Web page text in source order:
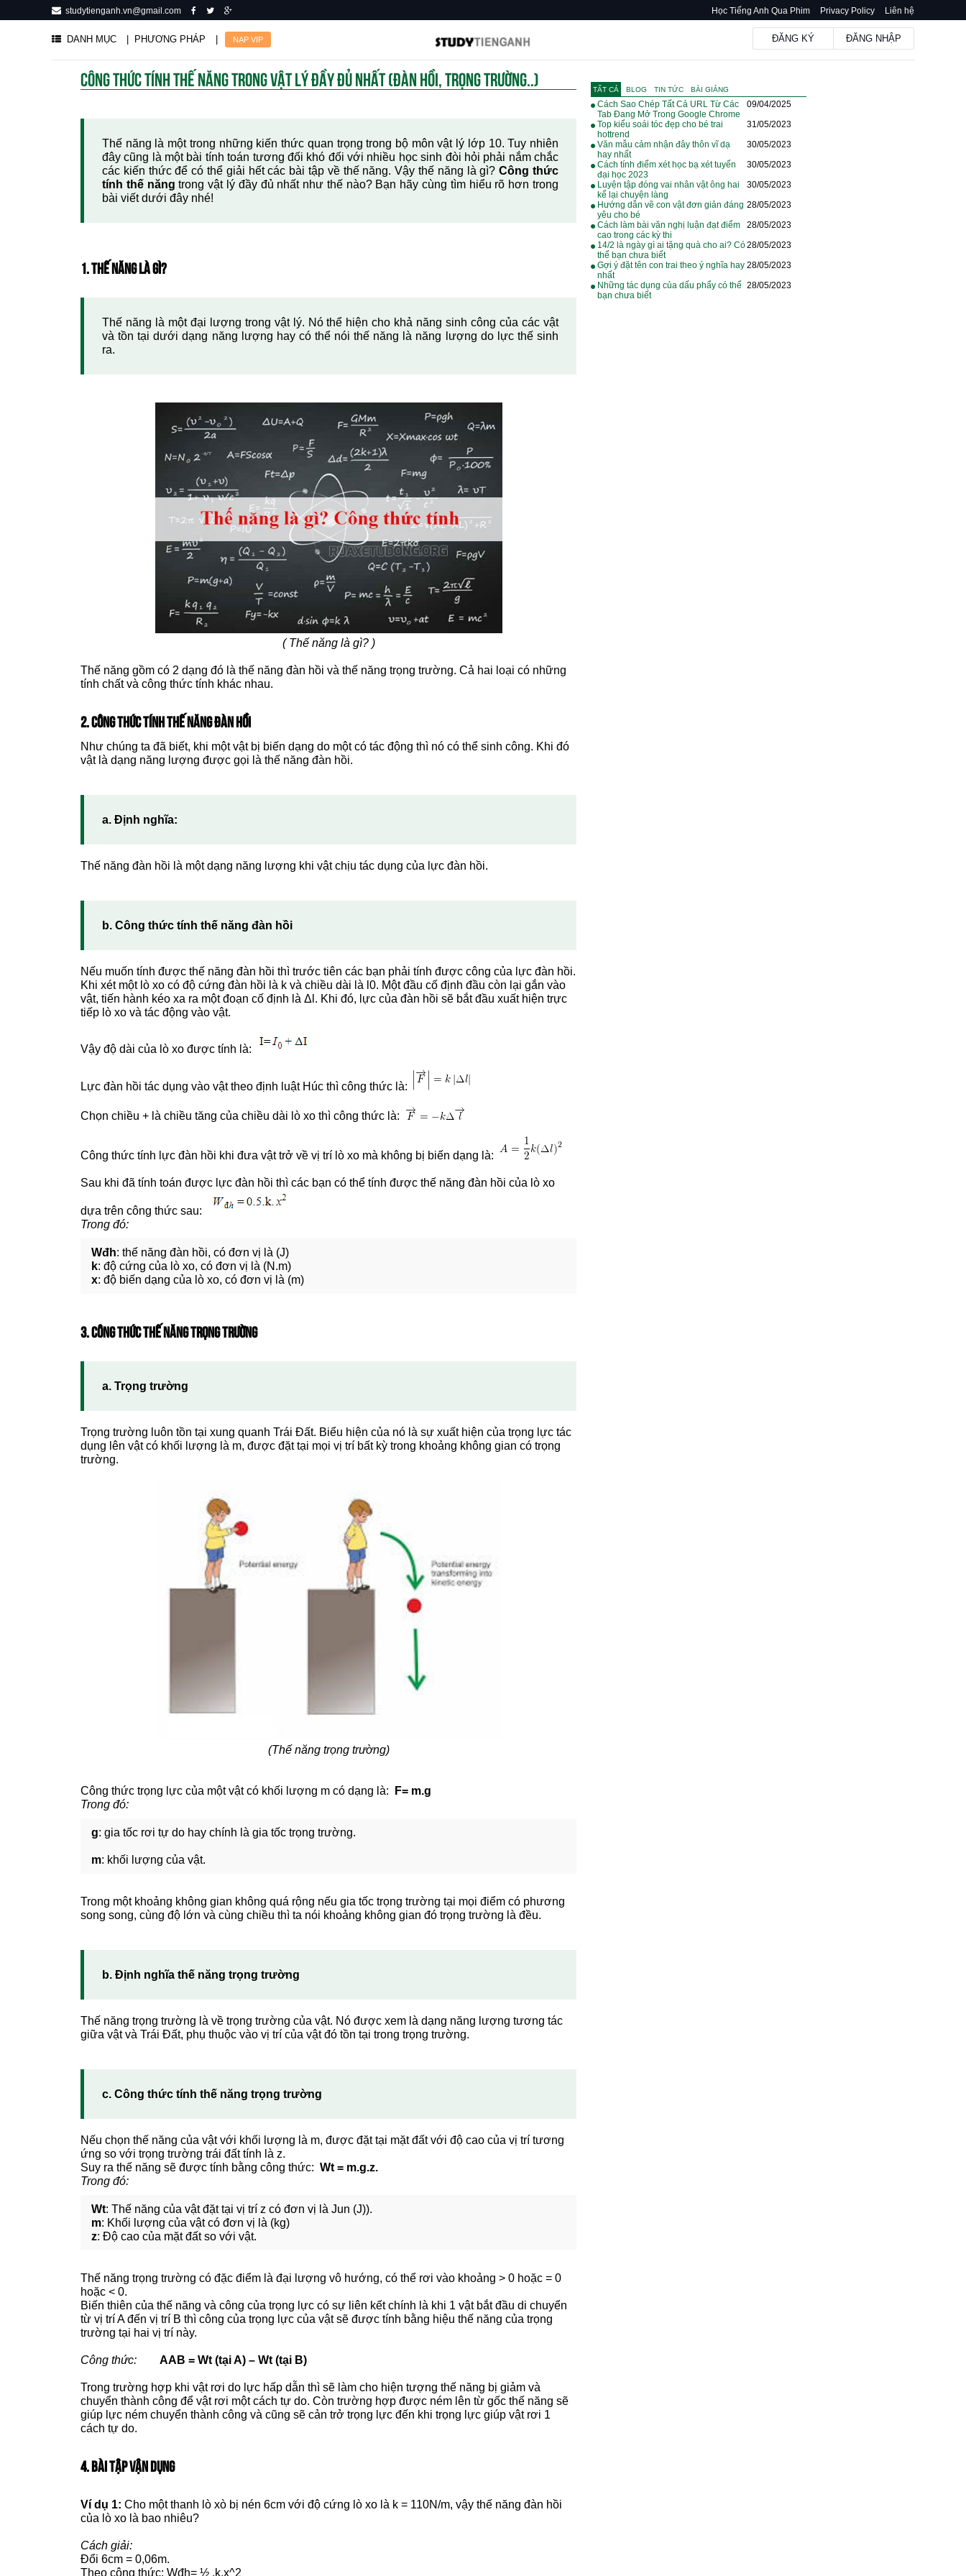
studytienganh.vn@gmail.com Học Tiếng Anh Qua Phim Privacy Policy Liên hệ
DANH MỤC | PHƯƠNG PHÁP NẠP VIP ĐĂNG KÝ ĐĂNG NHẬP
CÔNG THỨC TÍNH THẾ NĂNG TRONG VẬT LÝ ĐẦY ĐỦ NHẤT (ĐÀN HỒI, TRỌNG TRƯỜNG..)
Thế năng là một trong những kiến thức quan trọng trong bộ môn vật lý lớp 10. Tuy nhiên
đây cũng là một bài tính toán tương đối khó đối với nhiều học sinh đòi hỏi phải nắm chắc
các kiến thức để có thể giải hết các bài tập về thế năng. Vậy thế năng là gì?Công thức
tính thế năngtrong vật lý đầy đủ nhất như thế nào? Bạn hãy cùng tìm hiểu rõ hơn trong
bài viết dưới đây nhé!
1. THẾ NĂNG LÀ GÌ?
Thế năng là một đại lượng trong vật lý. Nó thể hiện cho khả năng sinh công của các vật
và tồn tại dưới dạng năng lượng hay có thể nói thế năng là năng lượng do lực thế sinh
ra.
( Thế năng là gì? )
Thế năng gồm có 2 dạng đó là thế năng đàn hồi và thế năng trọng trường. Cả hai loại có những
tính chất và công thức tính khác nhau.
2. CÔNG THỨC TÍNH THẾ NĂNG ĐÀN HỒI
Như chúng ta đã biết, khi một vật bị biến dạng do một có tác động thì nó có thể sinh công. Khi đó
vật là dạng năng lượng được gọi là thế năng đàn hồi.
a. Định nghĩa:
Thế năng đàn hồi là một dạng năng lượng khi vật chịu tác dụng của lực đàn hồi.
b. Công thức tính thế năng đàn hồi
Nếu muốn tính được thế năng đàn hồi thì trước tiên các bạn phải tính được công của lực đàn hồi.
Khi xét một lò xo có độ cứng đàn hồi là k và chiều dài là l0. Một đầu cố định đầu còn lại gắn vào
vật, tiến hành kéo xa ra một đoạn cố định là Δl. Khi đó, lực của đàn hồi sẽ bắt đầu xuất hiện trực
tiếp lò xo và tác động vào vật.
Vậy độ dài của lò xo được tính là:
Lực đàn hồi tác dụng vào vật theo định luật Húc thì công thức là:
Chọn chiều + là chiều tăng của chiều dài lò xo thì công thức là:
Công thức tính lực đàn hồi khi đưa vật trở về vị trí lò xo mà không bị biến dạng là:
Sau khi đã tính toán được lực đàn hồi thì các bạn có thể tính được thế năng đàn hồi của lò xo
dựa trên công thức sau:
Trong đó:
Wđh: thế năng đàn hồi, có đơn vị là (J)
k: độ cứng của lò xo, có đơn vị là (N.m)
x: độ biến dạng của lò xo, có đơn vị là (m)
3. CÔNG THỨC THẾ NĂNG TRỌNG TRƯỜNG
a. Trọng trường
Trọng trường luôn tồn tại xung quanh Trái Đất. Biểu hiện của nó là sự xuất hiện của trọng lực tác
dụng lên vật có khối lượng là m, được đặt tại mọi vị trí bất kỳ trong khoảng không gian có trọng
trường.
(Thế năng trọng trường)
Công thức trọng lực của một vật có khối lượng m có dạng là:
F= m.g
Trong đó:
g: gia tốc rơi tự do hay chính là gia tốc trọng trường.
m: khối lượng của vật.
Trong một khoảng không gian không quá rộng nếu gia tốc trọng trường tại mọi điểm có phương
song song, cùng độ lớn và cùng chiều thì ta nói khoảng không gian đó trọng trường là đều.
b. Định nghĩa thế năng trọng trường
Thế năng trọng trường là về trọng trường của vật. Nó được xem là dạng năng lượng tương tác
giữa vật và Trái Đất, phụ thuộc vào vị trí của vật đó tồn tại trong trọng trường.
c. Công thức tính thế năng trọng trường
Nếu chọn thế năng của vật với khối lượng là m, được đặt tại mặt đất với độ cao của vị trí tương
ứng so với trọng trường trái đất tính là z.
Suy ra thế năng sẽ được tính bằng công thức: Wt = m.g.z.
Trong đó:
Wt: Thế năng của vật đặt tại vị trí z có đơn vị là Jun (J)).
m: Khối lượng của vật có đơn vị là (kg)
z: Độ cao của mặt đất so với vật.
Thế năng trọng trường có đặc điểm là đại lượng vô hướng, có thể rơi vào khoảng > 0 hoặc = 0
hoặc < 0.
Biến thiên của thế năng và công của trọng lực có sự liên kết chính là khi 1 vật bắt đầu di chuyển
từ vị trí A đến vị trí B thì công của trọng lực của vật sẽ được tính bằng hiệu thế năng của trọng
trường tại hai vị trí này.
Công thức: AAB = Wt (tại A) – Wt (tại B)
Trong trường hợp khi vật rơi do lực hấp dẫn thì sẽ làm cho hiện tượng thế năng bị giảm và
chuyển thành công để vật rơi một cách tự do. Còn trường hợp được ném lên từ gốc thế năng sẽ
giúp lực ném chuyển thành công và cũng sẽ cản trở trọng lực đến khi trọng lực giúp vật rơi 1
cách tự do.
4. BÀI TẬP VẬN DỤNG
Ví dụ 1: Cho một thanh lò xò bị nén 6cm với độ cứng lò xo là k = 110N/m, vậy thế năng đàn hồi
của lò xo là bao nhiêu?
Cách giải:
Đổi 6cm = 0,06m.
Theo công thức: Wđh= ½ .k.x^2
TẤT CẢ BLOG TIN TỨC BÀI GIẢNG
Cách Sao Chép Tất Cả URL Từ Các
Tab Đang Mở Trong Google Chrome
09/04/2025
Top kiểu soái tóc đẹp cho bé trai
hottrend
31/05/2023
Văn mẫu cảm nhận đây thôn vĩ dạ
hay nhất
30/05/2023
Cách tính điểm xét học bạ xét tuyển
đại học 2023
30/05/2023
Luyện tập đóng vai nhân vật ông hai
kể lại chuyện làng
30/05/2023
Hướng dẫn vẽ con vật đơn giản đáng
yêu cho bé
28/05/2023
Cách làm bài văn nghị luận đạt điểm
cao trong các kỳ thi
28/05/2023
14/2 là ngày gì ai tặng quà cho ai? Có
thể bạn chưa biết
28/05/2023
Gợi ý đặt tên con trai theo ý nghĩa hay
nhất
28/05/2023
Những tác dụng của dấu phẩy có thể
bạn chưa biết
28/05/2023